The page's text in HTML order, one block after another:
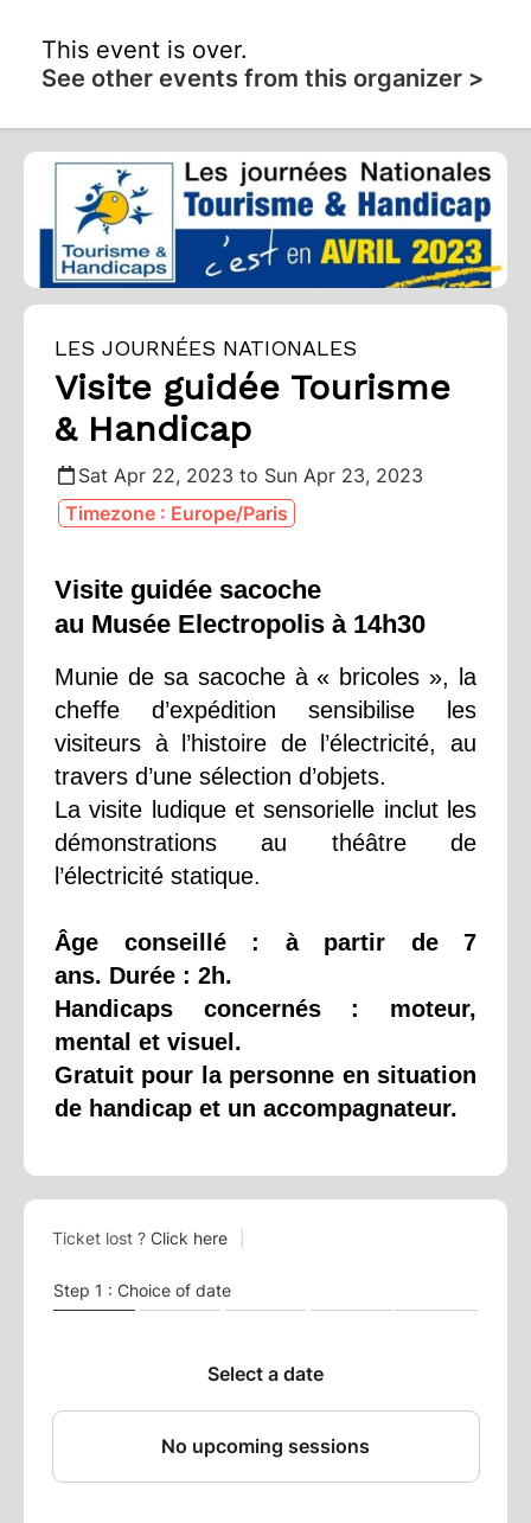
This event is over.
See other events from this organizer >
LES JOURNÉES NATIONALES
Visite guidée Tourisme
& Handicap
Sat Apr 22, 2023 to Sun Apr 23, 2023
Timezone : Europe/Paris
Visite guidée sacoche
au Musée Electropolis à 14h30
Munie de sa sacoche à « bricoles », la
cheffe d’expédition sensibilise les
visiteurs à l’histoire de l’électricité, au
travers d’une sélection d’objets.
La visite ludique et sensorielle inclut les
démonstrations au théâtre de
l’électricité statique.
Âge conseillé : à partir de 7
ans. Durée : 2h.
Handicaps concernés : moteur,
mental et visuel.
Gratuit pour la personne en situation
de handicap et un accompagnateur.